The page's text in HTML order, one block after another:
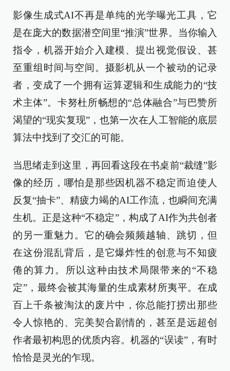
影像生成式AI不再是单纯的光学曝光工具，它
是在庞大的数据潜空间里“推演”世界。当你输入
指令，机器开始介入建模、提出视觉假设、甚
至重组时间与空间。摄影机从一个被动的记录
者，变成了一个拥有运算逻辑和生成能力的“技
术主体”。卡努杜所畅想的“总体融合”与巴赞所
渴望的“现实复现”，也第一次在人工智能的底层
算法中找到了交汇的可能。
当思绪走到这里，再回看这段在书桌前“裁缝”影
像的经历，哪怕是那些因机器不稳定而迫使人
反复“抽卡”、精疲力竭的AI工作流，也瞬间充满
生机。正是这种“不稳定”，构成了AI作为共创者
的另一重魅力。它的确会频频越轴、跳切，但
在这份混乱背后，是它爆炸性的创意与不知疲
倦的算力。所以这种由技术局限带来的“不稳
定”，最终会被其海量的生成素材所夷平。在成
百上千条被淘汰的废片中，你总能打捞出那些
令人惊艳的、完美契合剧情的，甚至是远超创
作者最初构思的优质内容。机器的“误读”，有时
恰恰是灵光的乍现。